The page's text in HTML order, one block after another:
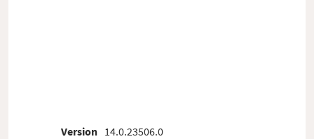
Version 14.0.23506.0